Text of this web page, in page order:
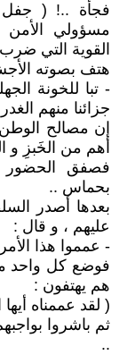
فجأة ..! ( جفل
مسؤولي الأمن
القوية التي
هتف بصوته
- تبا للخونة
جزائنا منهم
إن مصالح
أهم من الخَبزِ و
فصفق الحضور
بحماس ..
بعدها أصدر
عليهم ، و قال :
- عمموا هذا
فوضع كل واحد
هم يهتفون :
( لقد عممناه
ثم باشروا
..